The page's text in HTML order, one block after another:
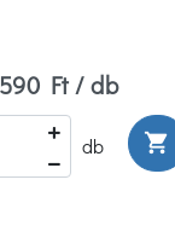
Ft / db
db shopping_cart